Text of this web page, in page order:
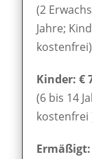
(2
Jahre;
kostenfrei)
Kinder: €
(6 bis 14
kostenfrei
Ermäßigt: